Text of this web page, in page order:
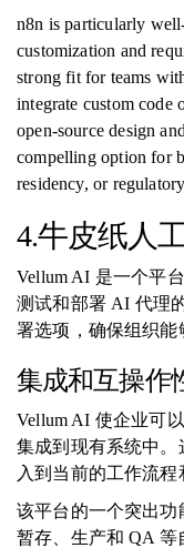
n8n is particularly
customization and
strong fit for teams
integrate custom
open-source design
compelling option for
residency, or
4.牛皮纸人
Vellum AI 是一个平
测试和部署 AI 代理
署选项，确保组织能
集成和互操作
Vellum AI 使企业可
集成到现有系统中
入到当前的工作流程
该平台的一个突出功
暂存、生产和 QA